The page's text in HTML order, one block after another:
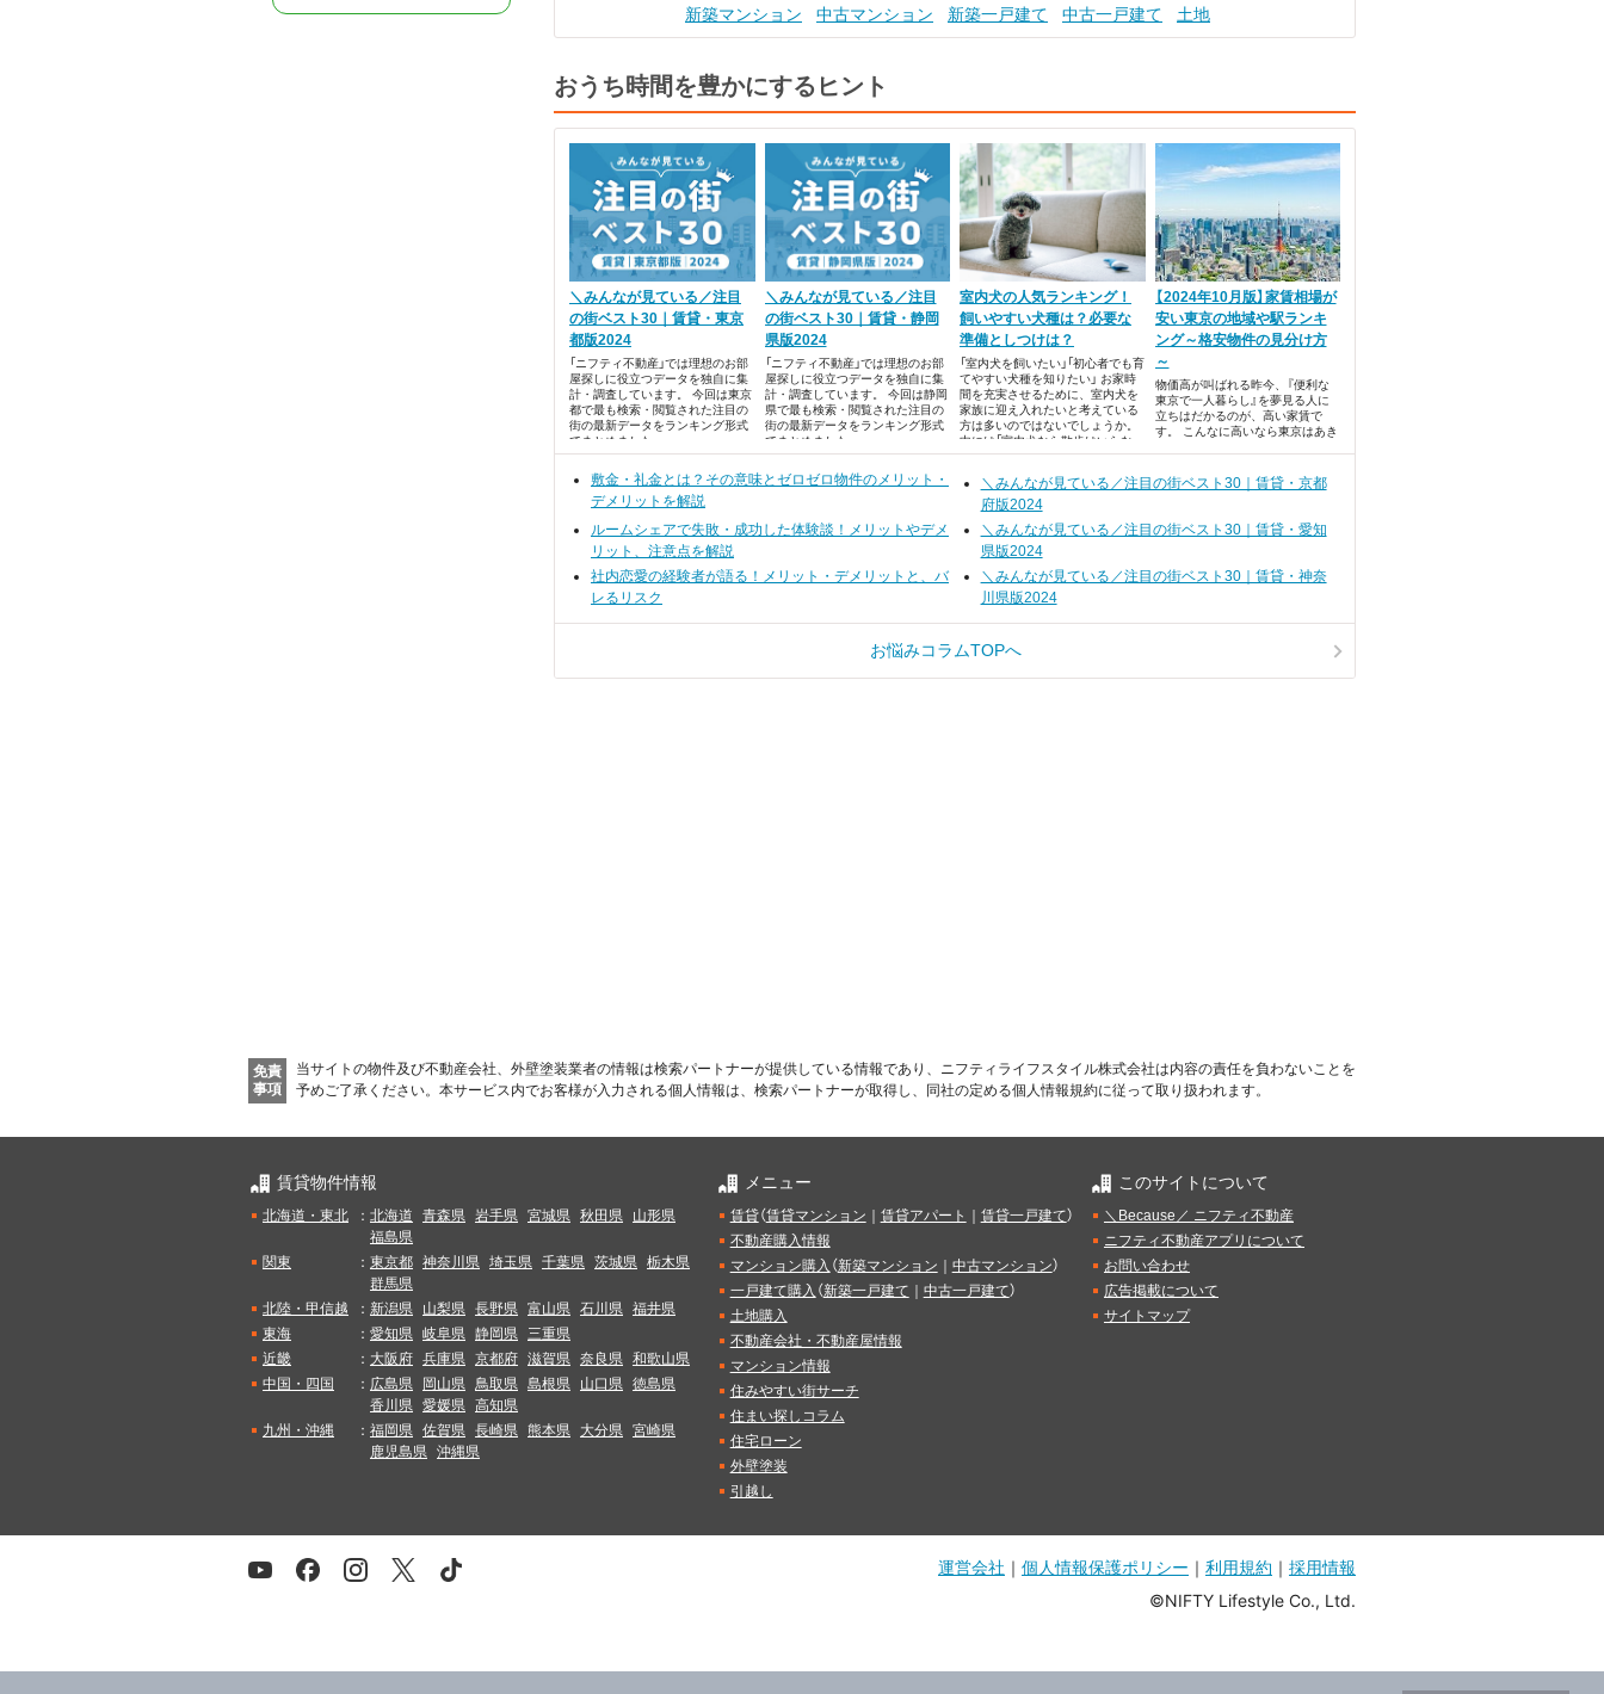
新築マンション
中古マンション 新築一戸建て 中古一戸建て 土地
おうち時間を豊かにするヒント
＼みんなが見ている／注目
の街ベスト30｜賃貸・東京
都版2024
「ニフティ不動産」では理想のお部
屋探しに役立つデータを独自に集
計・調査しています。 今回は東京
都で最も検索・閲覧された注目の
街の最新データをランキング形式
でまとめました。
＼みんなが見ている／注目
の街ベスト30｜賃貸・静岡
県版2024
「ニフティ不動産」では理想のお部
屋探しに役立つデータを独自に集
計・調査しています。 今回は静岡
県で最も検索・閲覧された注目の
街の最新データをランキング形式
でまとめました。
室内犬の人気ランキング！
飼いやすい犬種は？必要な
準備としつけは？
「室内犬を飼いたい」「初心者でも育
てやすい犬種を知りたい」 お家時
間を充実させるために、室内犬を
家族に迎え入れたいと考えている
方は多いのではないでしょうか。
中には「室内犬なら散歩はいらな
い」といった誤解もあるようです。
ている人に向けて、室内犬の人気
ランキングや室内犬を飼う時に必
介します。
【2024年10月版】家賃相場が
安い東京の地域や駅ランキ
ング～格安物件の見分け方
～
物価高が叫ばれる昨今、『便利な
東京で一人暮らし』を夢見る人に
立ちはだかるのが、高い家賃で
す。 こんなに高いなら東京はあき
家賃が高いイメージがあります
が、コツを掴んで探せば、安い家
す。
敷金・礼金とは？その意味とゼロゼロ物件のメリット・
デメリットを解説
＼みんなが見ている／注目の街ベスト30｜賃貸・京都
府版2024
ルームシェアで失敗・成功した体験談！メリットやデメ
リット、注意点を解説
＼みんなが見ている／注目の街ベスト30｜賃貸・愛知
県版2024
社内恋愛の経験者が語る！メリット・デメリットと、バ
レるリスク
＼みんなが見ている／注目の街ベスト30｜賃貸・神奈
川県版2024
お悩みコラムTOPへ
免責
事項
当サイトの物件及び不動産会社、外壁塗装業者の情報は検索パートナーが提供している情報であり、ニフティライフスタイル株式会社は内容の責任を負わないことを
予めご了承ください。 本サービス内でお客様が入力される個人情報は、検索パートナーが取得し、同社の定める個人情報規約に従って取り扱われます。
賃貸物件情報
北海道・東北 ： 北海道 青森県 岩手県 宮城県 秋田県
山形県
福島県
関東
： 東京都 神奈川県 埼玉県 千葉県 茨城県 栃木県
群馬県
北陸・甲信越
： 新潟県 山梨県 長野県 富山県 石川県 福井県
東海
： 愛知県 岐阜県 静岡県 三重県
近畿
： 大阪府 兵庫県 京都府 滋賀県 奈良県 和歌山県
中国・四国
： 広島県 岡山県 鳥取県 島根県 山口県 徳島県
香川県 愛媛県 高知県
九州・沖縄
： 福岡県 佐賀県 長崎県 熊本県 大分県 宮崎県
鹿児島県 沖縄県
メニュー
賃貸（賃貸マンション 賃貸アパート 賃貸一戸建て）
不動産購入情報
マンション購入 （新築マンション 中古マンション）
一戸建て購入 （新築一戸建て 中古一戸建て）
土地購入
不動産会社・不動産屋情報
マンション情報
住みやすい街サーチ
住まい探しコラム
住宅ローン
外壁塗装
引越し
このサイトについて
＼Because／ ニフティ不動産
ニフティ不動産アプリについて
お問い合わせ
広告掲載について
サイトマップ
運営会社 ｜ 個人情報保護ポリシー ｜ 利用規約 ｜ 採用情報
©NIFTY Lifestyle Co., Ltd.